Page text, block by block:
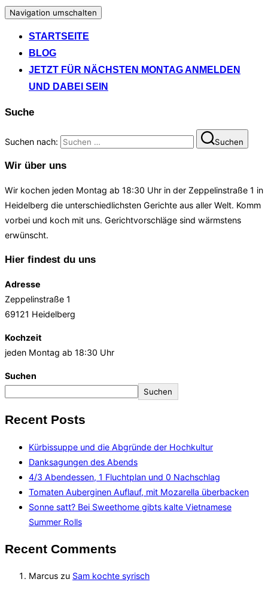
Navigation umschalten
STARTSEITE
BLOG
JETZT FÜR NÄCHSTEN MONTAG ANMELDEN
UND DABEI SEIN
Suche
Suchen nach: Suchen
Wir über uns
Wir kochen jeden Montag ab 18:30 Uhr in der Zeppelinstraße 1 in
Heidelberg die unterschiedlichsten Gerichte aus aller Welt. Komm
vorbei und koch mit uns. Gerichtvorschläge sind wärmstens
erwünscht.
Hier findest du uns
Adresse
Zeppelinstraße 1
69121 Heidelberg
Kochzeit
jeden Montag ab 18:30 Uhr
Suchen
Suchen
Recent Posts
Kürbissuppe und die Abgründe der Hochkultur
Danksagungen des Abends
4/3 Abendessen, 1 Fluchtplan und 0 Nachschlag
Tomaten Auberginen Auflauf, mit Mozarella überbacken
Sonne satt? Bei Sweethome gibts kalte Vietnamese
Summer Rolls
Recent Comments
Marcus zu Sam kochte syrisch